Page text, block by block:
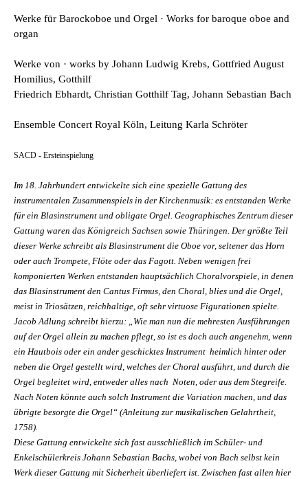
Werke für Barockoboe und Orgel · Works for baroque oboe and
organ
Werke von · works by Johann Ludwig Krebs, Gottfried August
Homilius, Gotthilf
Friedrich Ebhardt, Christian Gotthilf Tag, Johann Sebastian Bach
Ensemble Concert Royal Köln, Leitung Karla Schröter
SACD - Ersteinspielung
Im 18. Jahrhundert entwickelte sich eine spezielle Gattung des
instrumentalen Zusammenspiels in der Kirchenmusik: es entstanden Werke
für ein Blasinstrument und obligate Orgel. Geographisches Zentrum dieser
Gattung waren das Königreich Sachsen sowie Thüringen. Der größte Teil
dieser Werke schreibt als Blasinstrument die Oboe vor, seltener das Horn
oder auch Trompete, Flöte oder das Fagott. Neben wenigen frei
komponierten Werken entstanden hauptsächlich Choralvorspiele, in denen
das Blasinstrument den Cantus Firmus, den Choral, blies und die Orgel,
meist in Triosätzen, reichhaltige, oft sehr virtuose Figurationen spielte.
Jacob Adlung schreibt hierzu: „Wie man nun die mehresten Ausführungen
auf der Orgel allein zu machen pflegt, so ist es doch auch angenehm, wenn
ein Hautbois oder ein ander geschicktes Instrument heimlich hinter oder
neben die Orgel gestellt wird, welches der Choral ausführt, und durch die
Orgel begleitet wird, entweder alles nach Noten, oder aus dem Stegreife.
Nach Noten könnte auch solch Instrument die Variation machen, und das
übrigte besorgte die Orgel“ (Anleitung zur musikalischen Gelahrtheit,
1758).
Diese Gattung entwickelte sich fast ausschließlich im Schüler- und
Enkelschülerkreis Johann Sebastian Bachs, wobei von Bach selbst kein
Werk dieser Gattung mit Sicherheit überliefert ist. Zwischen fast allen hier